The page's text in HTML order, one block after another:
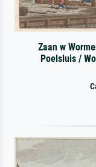
Zaan w
Poelsluis /